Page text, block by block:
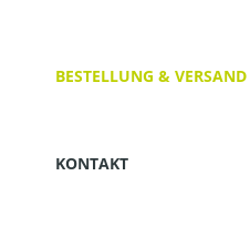
BESTELLUNG & VERSAND
KONTAKT